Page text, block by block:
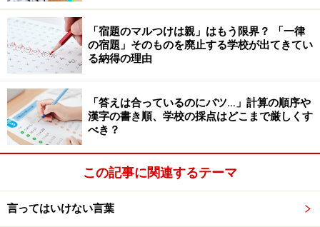
ずしも有効ではないという発表があったことなどにも通
じるお話です。
興味を持つという入口においては、いろんな入り方があ
ることはとてもいいことです。そこから先、皆さんの生
活に取り入れていく際には
「素敵だとか、流行だけでいいと決めたり、飛びつくの
ではなく、昔からある『食養訓（ショクヨウクン）』に
耳を傾けて！」
「宿題のマルつけは親」はもう限界？ 「一律
の宿題」そのものを廃止する学校が出てきてい
る納得の理由
「答えは合っているのにバツ…」計算の順序や
漢字の書き順、学校の採点はどこまで厳しくす
べき？
この記事に関連するテーマ
言ってはいけない言葉